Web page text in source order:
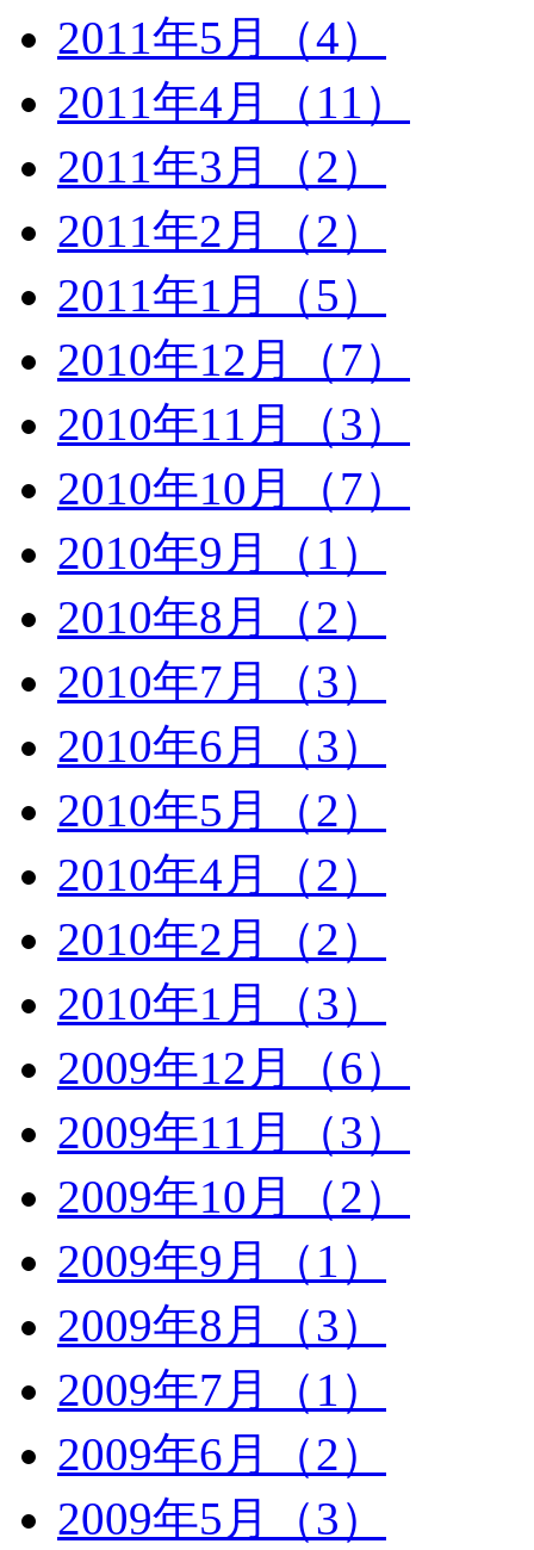
2011年5月（4）
2011年4月（11）
2011年3月（2）
2011年2月（2）
2011年1月（5）
2010年12月（7）
2010年11月（3）
2010年10月（7）
2010年9月（1）
2010年8月（2）
2010年7月（3）
2010年6月（3）
2010年5月（2）
2010年4月（2）
2010年2月（2）
2010年1月（3）
2009年12月（6）
2009年11月（3）
2009年10月（2）
2009年9月（1）
2009年8月（3）
2009年7月（1）
2009年6月（2）
2009年5月（3）